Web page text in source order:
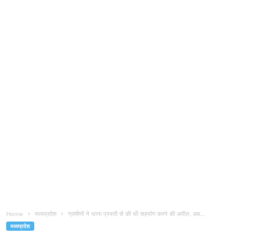
Home मध्यप्रदेश ग्रामीणों ने थाना प्रभारी से की थी सहयोग करने की अपील, अब...
मध्यप्रदेश